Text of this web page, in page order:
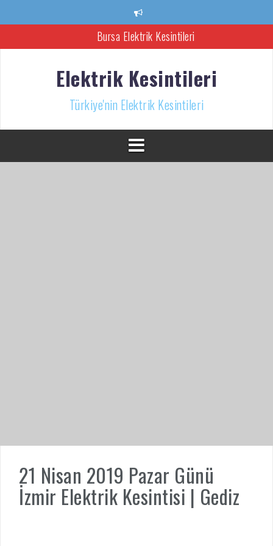
Bursa Elektrik Kesintileri
Türkiye’nin Elektrik Kesintileri Haber Kaynağı
İzmir Elektrik Kesintisi
Elektrik Kesintileri
Türkiye'nin Elektrik Kesintileri
21 Nisan 2019 Pazar Günü
İzmir Elektrik Kesintisi | Gediz